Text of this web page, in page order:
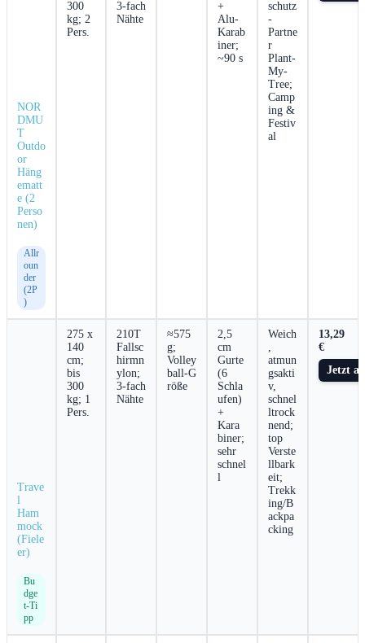
NOR
DMU
T
Outdo
or
Häng
ematt
e (2
Perso
nen)
Allr
oun
der
(2P
)
300
kg; 2
Pers.
3-fach
Nähte
+
Alu-
Karab
iner;
~90 s
schutz
-
Partne
r
Plant-
My-
Tree;
Camp
ing &
⁢Festiv
al
Trave
l
Ham
mock
(Fiele
er)
Bu
dge
t‑Ti
pp
275 x
140
cm;‌
bis
300
kg; 1
Pers.
210T
Fallsc
hirmn
ylon;
3-fach
Nähte
≈575
g;
Volley
ball‑G
röße
2,5
cm
Gurte
(6
Schla
ufen)⁢
+
‍Kara
biner;
sehr
schnel
l
Weich
,
atmun
gsakti
v,
schnel
ltrock
nend;
top
Verste
llbark
eit;
Trekk
ing/B
ackpa
cking
13,29
€
Jetzt